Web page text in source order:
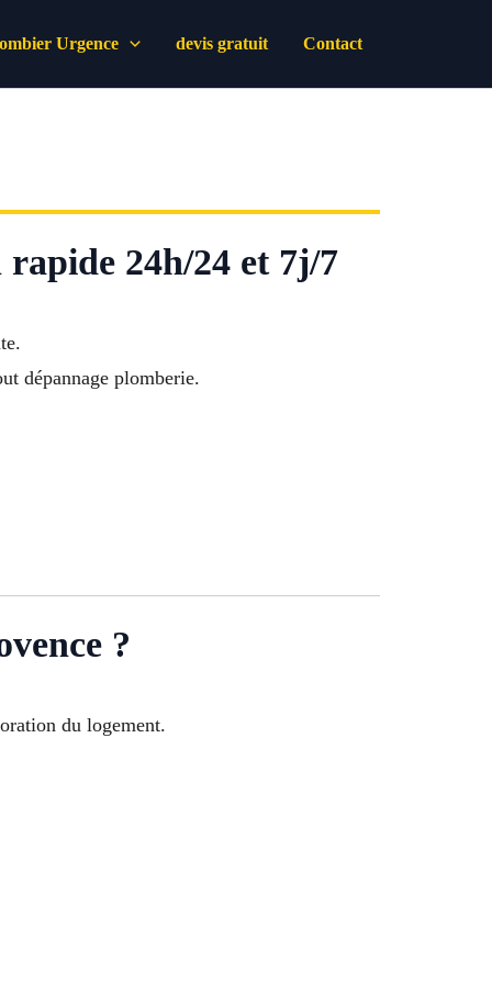
Urgence devis gratuit Contact
24h/24 et 7j/7
dépannage plomberie.
?
du logement.